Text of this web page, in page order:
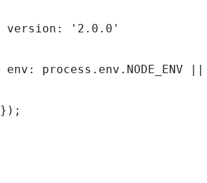
version: '2.0.0'
env: process.env.NODE_ENV
});